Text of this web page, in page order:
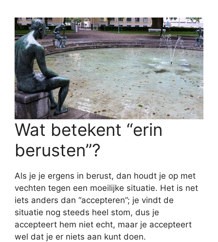
Wat betekent “erin
berusten”?
Als je je ergens in berust, dan houdt je op met
vechten tegen een moeilijke situatie. Het is net
iets anders dan “accepteren”; je vindt de
situatie nog steeds heel stom, dus je
accepteert hem niet echt, maar je accepteert
wel dat je er niets aan kunt doen.